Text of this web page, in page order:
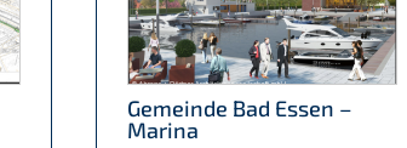
Gemeinde Bad Essen –
Marina